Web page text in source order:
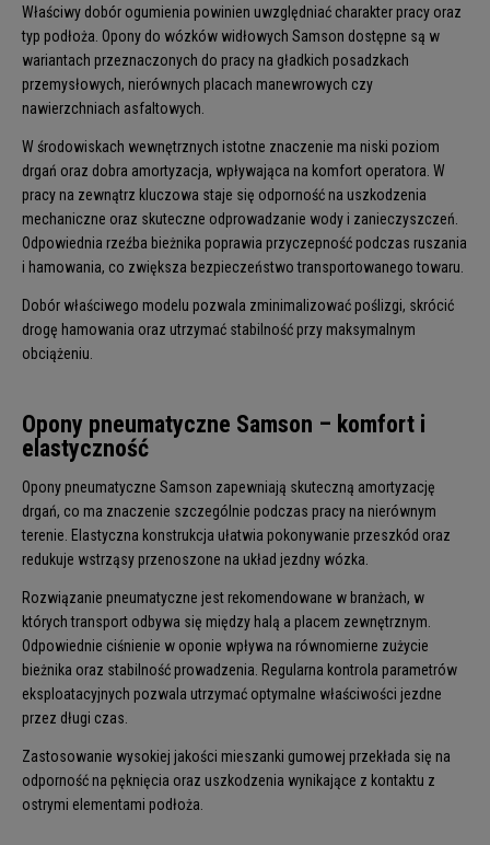
Właściwy dobór ogumienia powinien uwzględniać charakter pracy oraz
typ podłoża. Opony do wózków widłowych Samson dostępne są w
wariantach przeznaczonych do pracy na gładkich posadzkach
przemysłowych, nierównych placach manewrowych czy
nawierzchniach asfaltowych.
W środowiskach wewnętrznych istotne znaczenie ma niski poziom
drgań oraz dobra amortyzacja, wpływająca na komfort operatora. W
pracy na zewnątrz kluczowa staje się odporność na uszkodzenia
mechaniczne oraz skuteczne odprowadzanie wody i zanieczyszczeń.
Odpowiednia rzeźba bieżnika poprawia przyczepność podczas ruszania
i hamowania, co zwiększa bezpieczeństwo transportowanego towaru.
Dobór właściwego modelu pozwala zminimalizować poślizgi, skrócić
drogę hamowania oraz utrzymać stabilność przy maksymalnym
obciążeniu.
Opony pneumatyczne Samson – komfort i
elastyczność
Opony pneumatyczne Samson zapewniają skuteczną amortyzację
drgań, co ma znaczenie szczególnie podczas pracy na nierównym
terenie. Elastyczna konstrukcja ułatwia pokonywanie przeszkód oraz
redukuje wstrząsy przenoszone na układ jezdny wózka.
Rozwiązanie pneumatyczne jest rekomendowane w branżach, w
których transport odbywa się między halą a placem zewnętrznym.
Odpowiednie ciśnienie w oponie wpływa na równomierne zużycie
bieżnika oraz stabilność prowadzenia. Regularna kontrola parametrów
eksploatacyjnych pozwala utrzymać optymalne właściwości jezdne
przez długi czas.
Zastosowanie wysokiej jakości mieszanki gumowej przekłada się na
odporność na pęknięcia oraz uszkodzenia wynikające z kontaktu z
ostrymi elementami podłoża.